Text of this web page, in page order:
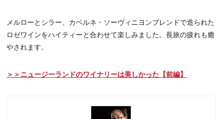
メルローとシラー、カベルネ・ソーヴィニヨンブレンドで造られた
ロゼワインをハイティーと合わせて楽しみました。長旅の疲れも癒
やされます。
＞＞ニュージーランドのワイナリーは美しかった【前編】